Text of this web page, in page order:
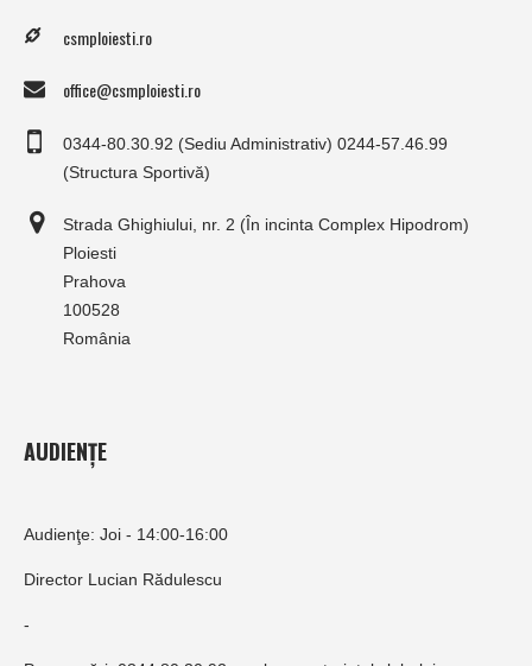
csmploiesti.ro
office@csmploiesti.ro
0344-80.30.92 (Sediu Administrativ) 0244-57.46.99
(Structura Sportivă)
Strada Ghighiului, nr. 2 (În incinta Complex Hipodrom)
Ploiesti
Prahova
100528
România
AUDIENȚE
Audienţe: Joi - 14:00-16:00
Director Lucian Rădulescu
-